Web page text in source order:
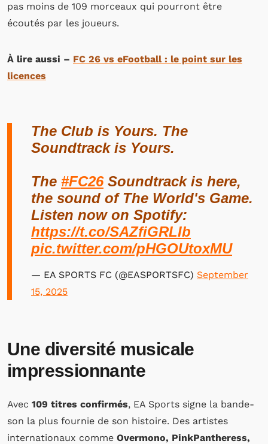
pas moins de 109 morceaux qui pourront être
écoutés par les joueurs.
À lire aussi – FC 26 vs eFootball : le point sur les
licences
The Club is Yours. The
Soundtrack is Yours.
The #FC26Soundtrack is here,
the sound of The World's Game.
Listen now on Spotify:
https://t.co/SAZfiGRLIb
pic.twitter.com/pHGOUtoxMU
— EA SPORTS FC (@EASPORTSFC) September
15, 2025
Une diversité musicale
impressionnante
Avec 109 titres confirmés, EA Sports signe la bande-
son la plus fournie de son histoire. Des artistes
internationaux comme Overmono, PinkPantheress,